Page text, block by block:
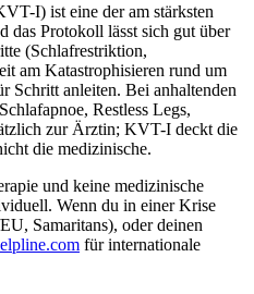
I) ist eine der am stärksten
Protokoll lässt sich gut über
(Schlafrestriktion,
am Katastrophisieren rund um
Schritt anleiten. Bei anhaltenden
Restless Legs,
zur Ärztin; KVT-I deckt die
die medizinische.
und keine medizinische
Wenn du in einer Krise
Samaritans), oder deinen
für internationale